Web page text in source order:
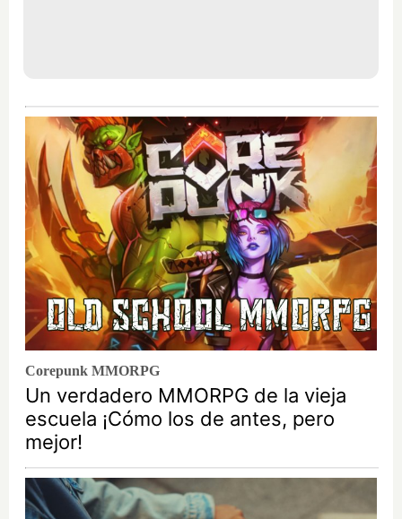
Corepunk MMORPG
Un verdadero MMORPG de la vieja
escuela ¡Cómo los de antes, pero
mejor!